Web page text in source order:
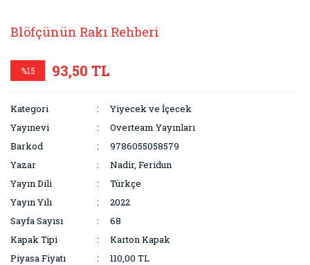
Blöfçünün Rakı Rehberi
%15 93,50 TL
Kategori
Yiyecek ve İçecek
Yayınevi
Overteam Yayınları
Barkod
9786055058579
Yazar
Nadir, Feridun
Yayın Dili
Türkçe
Yayın Yılı
2022
Sayfa Sayısı
68
Kapak Tipi
Karton Kapak
Piyasa Fiyatı
110,00 TL